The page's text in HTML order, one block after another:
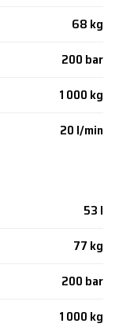
68 kg
200 bar
1 000 kg
20 l/min
53 l
77 kg
200 bar
1 000 kg